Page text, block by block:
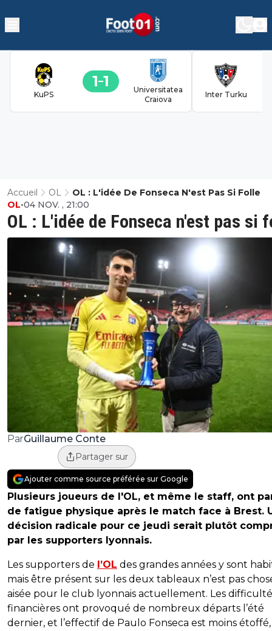
KuPS
1 1
Universitatea
Craiova
Inter Turku
Accueil OL OL : L'idée De Fonseca N'est Pas Si Folle
OL : L'idée de Fonseca n'est pas si
OL•04 NOV. , 21:00
ParGuillaume Conte
Partager sur
Ajouter comme source préférée sur Google
Plusieurs joueurs de l'OL, et même le staff, ont
de fatigue physique après le match face à Brest.
décision radicale pour ce jeudi serait plutôt
par les supporters lyonnais.
Les supporters de l’OL des grandes années y sont
mais être présent sur les deux tableaux n’est pas
aisée pour le club lyonnais actuellement. Les
financières ont provoqué de nombreux départs l’été
dernier, et l’effectif de Paulo Fonseca est moins étoffé,